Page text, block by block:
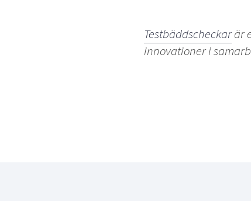
Testbäddscheckarär
innovationer i